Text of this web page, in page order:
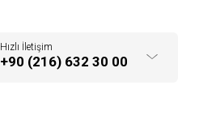
Hızlı İletişim
+90 (216) 632 30 00